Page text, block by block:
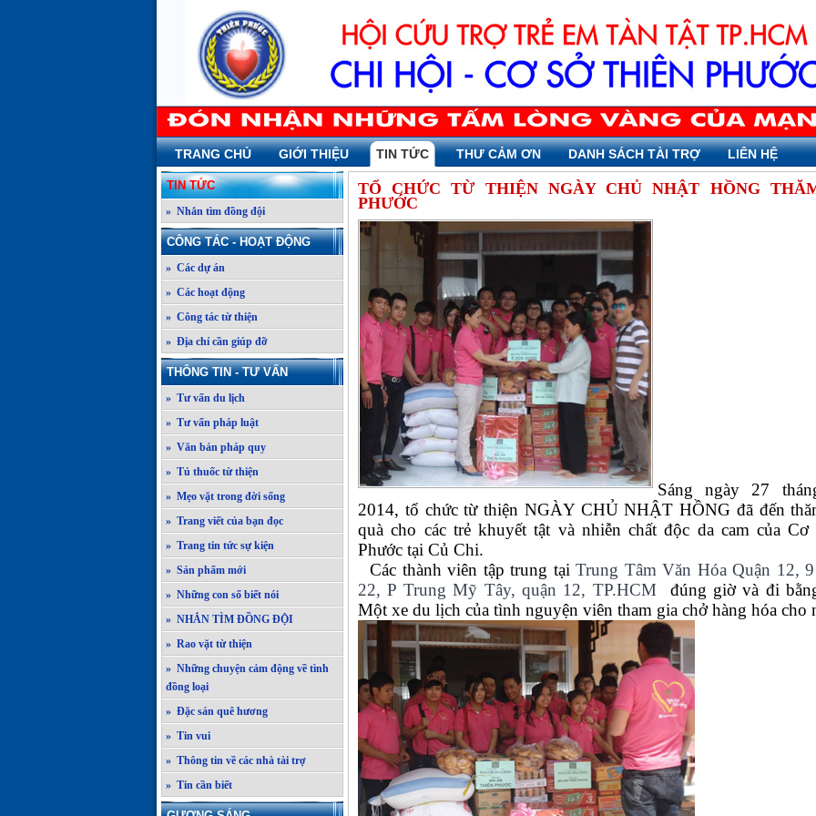
TRANG CHỦ GIỚI THIỆU TIN TỨC THƯ CẢM ƠN DANH SÁCH TÀI TRỢ LIÊN HỆ
TIN TỨC
» Nhắn tìm đồng đội
CÔNG TÁC - HOẠT ĐỘNG
» Các dự án
» Các hoạt động
» Công tác từ thiện
» Địa chỉ cần giúp đỡ
THÔNG TIN - TƯ VẤN
» Tư vấn du lịch
» Tư vấn pháp luật
» Văn bản pháp quy
» Tủ thuốc từ thiện
» Mẹo vặt trong đời sống
» Trang viết của bạn đọc
» Trang tin tức sự kiện
» Sản phẩm mới
» Những con số biết nói
» NHẮN TÌM ĐỒNG ĐỘI
» Rao vặt từ thiện
» Những chuyện cảm động về tình
đồng loại
» Đặc sản quê hương
» Tin vui
» Thông tin về các nhà tài trợ
» Tin cần biết
TỔ CHỨC TỪ THIỆN NGÀY CHỦ NHẬT HỒNG
PHƯỚC
Sáng ngày 27
2014, tổ chức từ thiện NGÀY CHỦ NHẬT HỒNG đã đến
quà cho các trẻ khuyết tật và nhiễn chất độc da cam của Cơ
Phước tại Củ Chi.
Các thành viên tập trung tại Trung Tâm Văn Hóa Quận 12,
22, P Trung Mỹ Tây, quận 12, TP.HCM
đúng giờ và đi
Một xe du lịch của tình nguyện viên tham gia chở hàng hóa cho